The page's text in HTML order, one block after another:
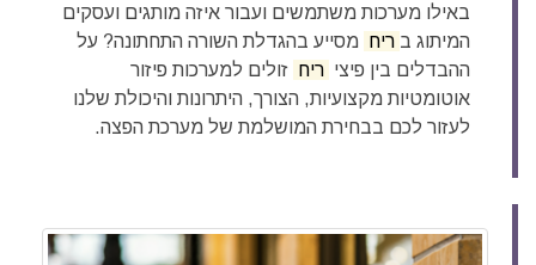
באילו מערכות משתמשים ועבור איזה מותגים ועסקים
המיתוג ב ריח מסייע בהגדלת השורה התחתונה? על
ההבדלים בין פיצי ריח זולים למערכות פיזור
אוטומטיות מקצועיות, הצורך, היתרונות והיכולת שלנו
לעזור לכם בבחירת המושלמת של מערכת הפצה.